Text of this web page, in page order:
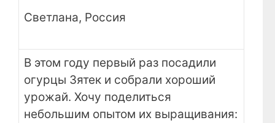
Светлана, Россия
В этом году первый раз посадили
огурцы Зятек и собрали хороший
урожай. Хочу поделиться
небольшим опытом их выращивания: